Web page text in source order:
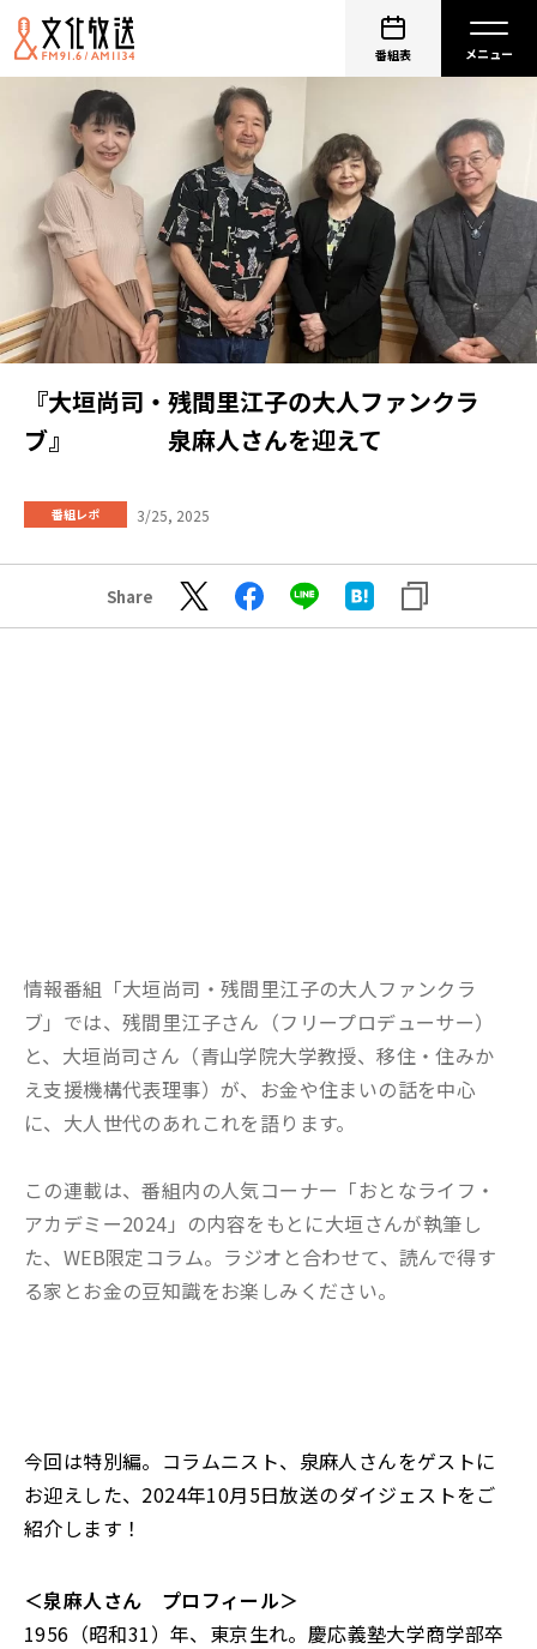
番組表
『大垣尚司・残間里江子の大人ファンクラ
ブ』 泉麻人さんを迎えて
番組レポ 3/25, 2025
Share
情報番組「大垣尚司・残間里江子の大人ファンクラ
ブ」では、残間里江子さん（フリープロデューサー）
と、大垣尚司さん（青山学院大学教授、移住・住みか
え支援機構代表理事）が、お金や住まいの話を中心
に、大人世代のあれこれを語ります。
この連載は、番組内の人気コーナー「おとなライフ・
アカデミー2024」の内容をもとに大垣さんが執筆し
た、WEB限定コラム。ラジオと合わせて、読んで得す
る家とお金の豆知識をお楽しみください。
今回は特別編。コラムニスト、泉麻人さんをゲストに
お迎えした、2024年10月5日放送のダイジェストをご
紹介します！
＜泉麻人さん プロフィール＞
1956（昭和31）年、東京生れ。慶応義塾大学商学部卒